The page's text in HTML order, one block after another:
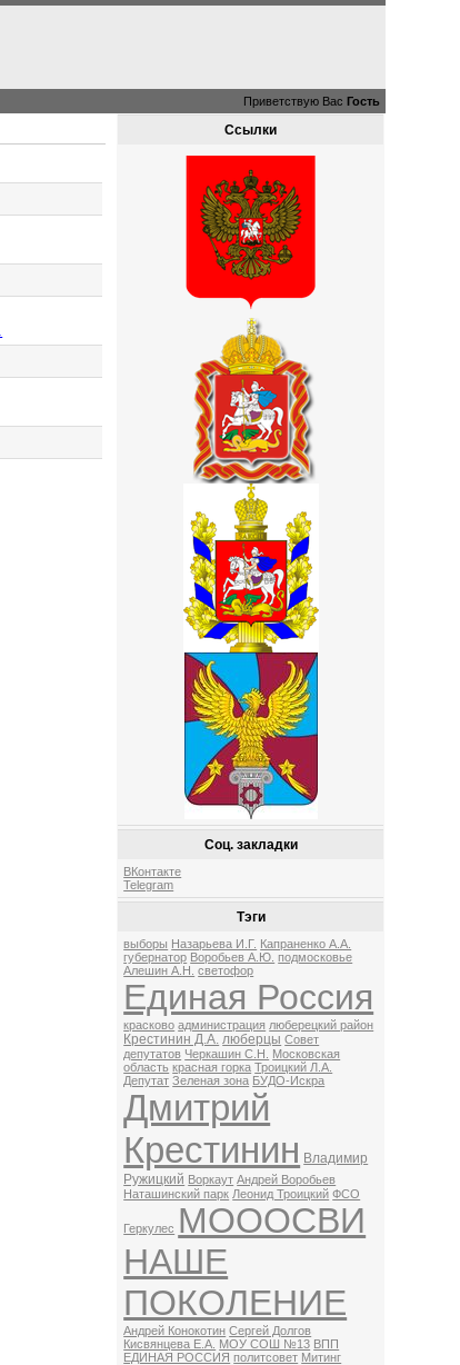
Приветствую Вас Гость
Ссылки
Соц. закладки
ВКонтакте
Telegram
Тэги
выборы Назарьева И.Г. Капраненко А.А.
губернатор Воробьев А.Ю. подмосковье
Алешин А.Н.
светофор
Единая Россия
красково администрация люберецкий район
Крестинин Д.А. люберцы Совет
депутатов Черкашин С.Н.
Московская
область красная горка Троицкий Л.А.
Депутат Зеленая зона БУДО-Искра
Дмитрий
Крестинин Владимир
Ружицкий Воркаут Андрей Воробьев
Наташинский парк Леонид Троицкий ФСО
Геркулес МОООСВИ
НАШЕ
ПОКОЛЕНИЕ
Андрей Конокотин Сергей Долгов
Кисвянцева Е.А. МОУ СОШ №13 ВПП
ЕДИНАЯ РОССИЯ политсовет Митинг